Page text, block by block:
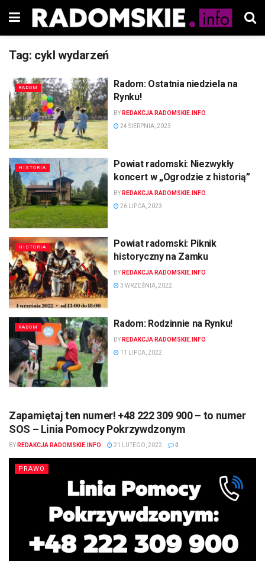
Tag: cykl wydarzeń
RADOM
Radom: Ostatnia niedziela na
Rynku!
BY REDAKCJA RADOMSKIE.INFO
24 SIERPNIA, 2023
HISTORIA
Powiat radomski: Niezwykły
koncert w „Ogrodzie z historią”
BY REDAKCJA RADOMSKIE.INFO
26 LIPCA, 2023
HISTORIA
Powiat radomski: Piknik
historyczny na Zamku
BY REDAKCJA RADOMSKIE.INFO
3 WRZEŚNIA, 2022
RADOM Radom: Rodzinnie na Rynku!
BY REDAKCJA RADOMSKIE.INFO
11 LIPCA, 2022
Zapamiętaj ten numer! +48 222 309 900 – to numer
SOS – Linia Pomocy Pokrzywdzonym
BY REDAKCJA RADOMSKIE.INFO 21 LUTEGO, 2022 0
PRAWO